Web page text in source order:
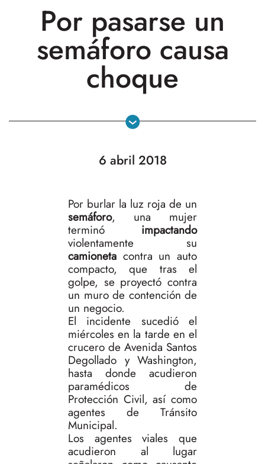
Por pasarse un
semáforo causa
choque
6 abril 2018
Por burlar la luz roja de un
semáforo, una mujer
terminó impactando
violentamente su
camioneta contra un auto
compacto, que tras el
golpe, se proyectó contra
un muro de contención de
un negocio.
El incidente sucedió el
miércoles en la tarde en el
crucero de Avenida Santos
Degollado y Washington,
hasta donde acudieron
paramédicos de
Protección Civil, así como
agentes de Tránsito
Municipal.
Los agentes viales que
acudieron al lugar